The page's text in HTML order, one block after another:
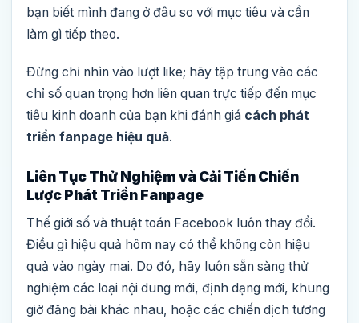
bạn biết mình đang ở đâu so với mục tiêu và cần
làm gì tiếp theo.
Đừng chỉ nhìn vào lượt like; hãy tập trung vào các
chỉ số quan trọng hơn liên quan trực tiếp đến mục
tiêu kinh doanh của bạn khi đánh giá cách phát
triển fanpage hiệu quả.
Liên Tục Thử Nghiệm và Cải Tiến Chiến
Lược Phát Triển Fanpage
Thế giới số và thuật toán Facebook luôn thay đổi.
Điều gì hiệu quả hôm nay có thể không còn hiệu
quả vào ngày mai. Do đó, hãy luôn sẵn sàng thử
nghiệm các loại nội dung mới, định dạng mới, khung
giờ đăng bài khác nhau, hoặc các chiến dịch tương